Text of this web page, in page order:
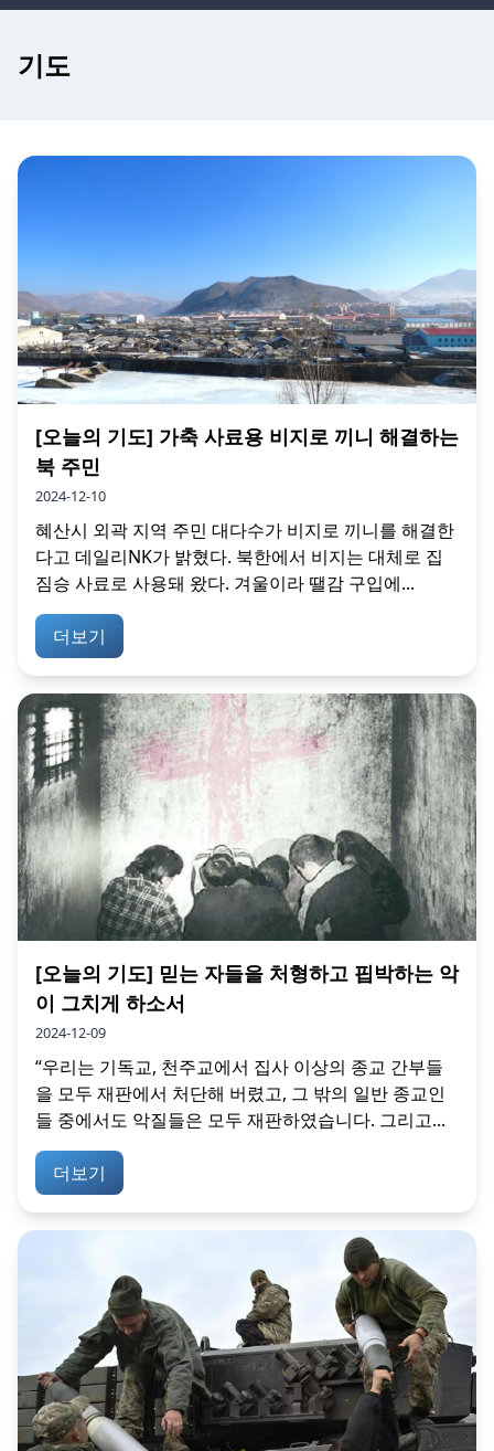
기도
[오늘의 기도] 가축 사료용 비지로 끼니 해결하는
북 주민
2024-12-10
혜산시 외곽 지역 주민 대다수가 비지로 끼니를 해결한
다고 데일리NK가 밝혔다. 북한에서 비지는 대체로 집
짐승 사료로 사용돼 왔다. 겨울이라 땔감 구입에...
더보기
[오늘의 기도] 믿는 자들을 처형하고 핍박하는 악
이 그치게 하소서
2024-12-09
“우리는 기독교, 천주교에서 집사 이상의 종교 간부들
을 모두 재판에서 처단해 버렸고, 그 밖의 일반 종교인
들 중에서도 악질들은 모두 재판하였습니다. 그리고...
더보기